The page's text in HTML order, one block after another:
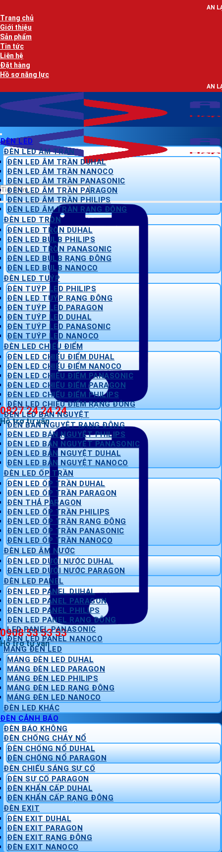
qua
nội
dung
AN LẠC PHÁT - NHÀ
Trang chủ
Giới thiệu
Sản phẩm
Tin tức
Liên hệ
Đặt hàng
Hồ sơ năng lực
AN LẠC PHÁT - NHÀ
Tìm
kiếm:
0827 24 24 24
Hỗ trợ tư vấn
0908 53 53 53
Hỗ trợ tư vấn
ĐÈN LED
ĐÈN LED ÂM TRẦN
ĐÈN LED ÂM TRẦN DUHAL
ĐÈN LED ÂM TRẦN NANOCO
ĐÈN LED ÂM TRẦN PANASONIC
ĐÈN LED ÂM TRẦN PARAGON
ĐÈN LED ÂM TRẦN PHILIPS
ĐÈN LED ÂM TRẦN RẠNG ĐÔNG
ĐÈN LED TRÒN
ĐÈN LED TRÒN DUHAL
ĐÈN LED BULB PHILIPS
ĐÈN LED TRÒN PANASONIC
ĐÈN LED BULB RẠNG ĐÔNG
ĐÈN LED BULB NANOCO
ĐÈN LED TUÝP
ĐÈN TUÝP LED PHILIPS
ĐÈN LED TUÝP RẠNG ĐÔNG
ĐÈN TUÝP LED PARAGON
ĐÈN TUÝP LED DUHAL
ĐÈN TUÝP LED PANASONIC
ĐÈN TUÝP LED NANOCO
ĐÈN LED CHIẾU ĐIỂM
ĐÈN LED CHIẾU ĐIỂM DUHAL
ĐÈN LED CHIẾU ĐIỂM NANOCO
ĐÈN LED CHIẾU ĐIỂM PANASONIC
ĐÈN LED CHIẾU ĐIỂM PARAGON
ĐÈN LED CHIẾU ĐIỂM PHILIPS
ĐÈN LED CHIẾU ĐIỂM RẠNG ĐÔNG
ĐÈN LED BÁN NGUYỆT
ĐÈN BÁN NGUYỆT RẠNG ĐÔNG
ĐÈN LED BÁN NGUYỆT PHILIPS
ĐÈN LED BÁN NGUYỆT PANASONIC
ĐÈN LED BÁN NGUYỆT DUHAL
ĐÈN LED BÁN NGUYỆT NANOCO
ĐÈN LED ỐP TRẦN
ĐÈN LED ỐP TRẦN DUHAL
ĐÈN LED ỐP TRẦN PARAGON
ĐÈN THẢ PARAGON
ĐÈN LED ỐP TRẦN PHILIPS
ĐÈN LED ỐP TRẦN RẠNG ĐÔNG
ĐÈN LED ỐP TRẦN PANASONIC
ĐÈN LED ỐP TRẦN NANOCO
ĐÈN LED ÂM NƯỚC
ĐÈN LED DƯỚI NƯỚC DUHAL
ĐÈN LED DƯỚI NƯỚC PARAGON
ĐÈN LED PANEL
ĐÈN LED PANEL DUHAL
ĐÈN LED PANEL PARAGON
ĐÈN LED PANEL PHILIPS
ĐÈN LED PANEL RẠNG ĐÔNG
LED PANEL PANASONIC
ĐÈN LED PANEL NANOCO
MÁNG ĐÈN LED
MÁNG ĐÈN LED DUHAL
MÁNG ĐÈN LED PARAGON
MÁNG ĐÈN LED PHILIPS
MÁNG ĐÈN LED RẠNG ĐÔNG
MÁNG ĐÈN LED NANOCO
ĐÈN LED KHÁC
ĐÈN CẢNH BÁO
ĐÈN BÁO KHÔNG
ĐÈN CHỐNG CHÁY NỔ
ĐÈN CHỐNG NỔ DUHAL
ĐÈN CHỐNG NỔ PARAGON
ĐÈN CHIẾU SÁNG SỰ CỐ
ĐÈN SỰ CỐ PARAGON
ĐÈN KHẨN CẤP DUHAL
ĐÈN KHẨN CẤP RẠNG ĐÔNG
ĐÈN EXIT
ĐÈN EXIT DUHAL
ĐÈN EXIT PARAGON
ĐÈN EXIT RẠNG ĐÔNG
ĐÈN EXIT NANOCO